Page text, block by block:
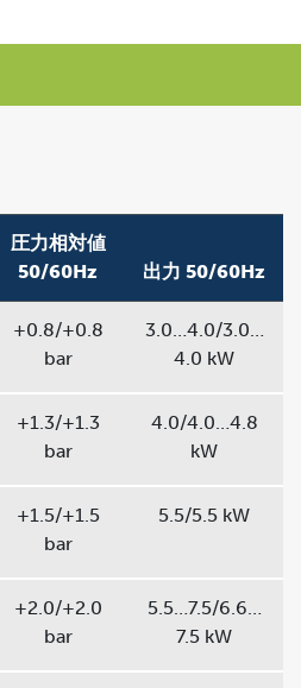
圧力相対値
50/60Hz
出力 50/60Hz
+0.8/+0.8
bar
3.0…4.0/3.0…
4.0 kW
+1.3/+1.3
bar
4.0/4.0…4.8
kW
+1.5/+1.5
bar
5.5/5.5 kW
+2.0/+2.0
bar
5.5…7.5/6.6…
7.5 kW